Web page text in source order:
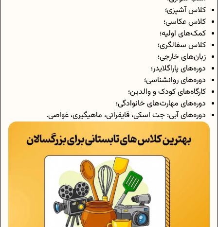
کلاس آشپزی؛
کلاس عکاسی؛
کمک‌های اولیه؛
کلاس سفالگری؛
زبان‌های خارجی؛
دوره‌های پاراگلایدر؛
دوره‌های روانشناسی؛
کارگاه‌های کودک و والدین؛
دوره‌های مهارت‌های خانوادگی؛
دوره‌های آبی: جت اسکی، قایقرانی، ماهیگیری، غواصی.